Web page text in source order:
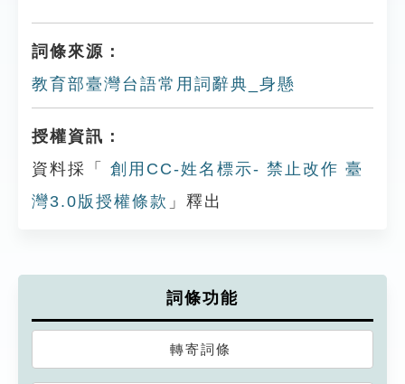
詞條來源：
教育部臺灣台語常用詞辭典_身懸
授權資訊：
資料採「
創用CC-姓名標示- 禁止改作 臺
灣3.0版授權條款 」釋出
詞條功能
轉寄詞條